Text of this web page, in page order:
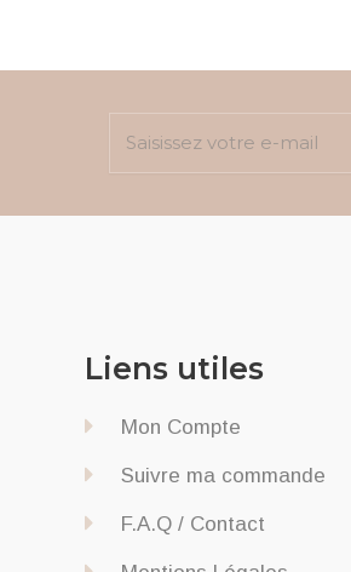
Liens utiles
Mon Compte
Suivre ma commande
F.A.Q / Contact